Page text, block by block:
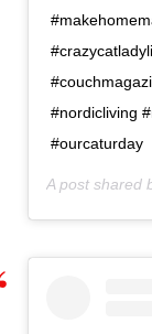
#nordicliving
#ourcaturday
A post shared